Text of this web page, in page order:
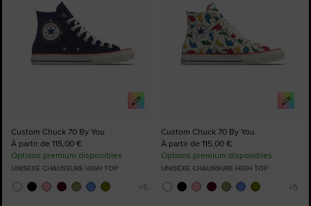
Custom Chuck 70 By You
À partir de 115,00 €
Options premium disponibles
UNISEXE CHAUSSURE HIGH TOP
Custom Chuck 70 By You
À partir de 115,00 €
Options premium disponibles
UNISEXE CHAUSSURE HIGH TOP